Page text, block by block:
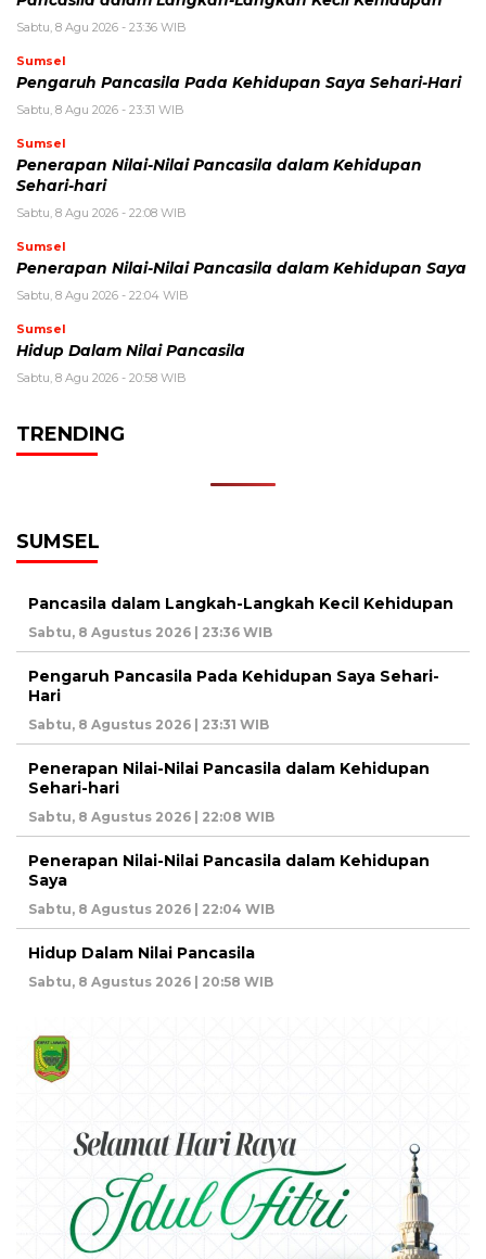
Sabtu, 8 Agu 2026 - 23:36 WIB
Sumsel
Pengaruh Pancasila Pada Kehidupan Saya Sehari-Hari
Sabtu, 8 Agu 2026 - 23:31 WIB
Sumsel
Penerapan Nilai-Nilai Pancasila dalam Kehidupan
Sehari-hari
Sabtu, 8 Agu 2026 - 22:08 WIB
Sumsel
Penerapan Nilai-Nilai Pancasila dalam Kehidupan Saya
Sabtu, 8 Agu 2026 - 22:04 WIB
Sumsel
Hidup Dalam Nilai Pancasila
Sabtu, 8 Agu 2026 - 20:58 WIB
TRENDING
SUMSEL
Pancasila dalam Langkah-Langkah Kecil Kehidupan
Sabtu, 8 Agustus 2026 | 23:36 WIB
Pengaruh Pancasila Pada Kehidupan Saya Sehari-
Hari
Sabtu, 8 Agustus 2026 | 23:31 WIB
Penerapan Nilai-Nilai Pancasila dalam Kehidupan
Sehari-hari
Sabtu, 8 Agustus 2026 | 22:08 WIB
Penerapan Nilai-Nilai Pancasila dalam Kehidupan
Saya
Sabtu, 8 Agustus 2026 | 22:04 WIB
Hidup Dalam Nilai Pancasila
Sabtu, 8 Agustus 2026 | 20:58 WIB